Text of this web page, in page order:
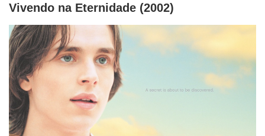
Vivendo na Eternidade (2002)